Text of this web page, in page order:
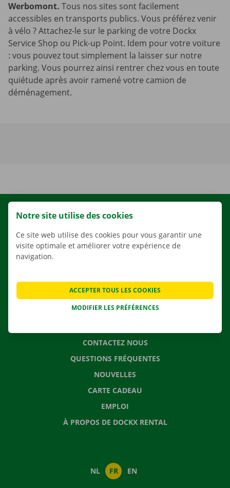
Werbomont. Tous nos sites sont facilement
accessibles en transports publics. Vous préférez venir
à vélo ? Attachez-le sur le parking de votre Dockx
Service Shop ou Pick-up Point. Idem pour votre voiture
: vous pouvez tout simplement la laisser sur notre
parking. Vous pourrez ainsi rentrer chez vous en toute
quiétude après avoir ramené votre camion de
déménagement.
LOCATION
NOS VÉHICULES
NOS SERVICES
SOLUTIONS DE DÉMÉNAGEMENT
CONTACTEZ NOUS
QUESTIONS FRÉQUENTES
NOUVELLES
CARTE CADEAU
EMPLOI
À PROPOS DE DOCKX RENTAL
NL FR EN
Notre site utilise des cookies
Ce site web utilise des cookies pour vous garantir une
visite optimale et améliorer votre expérience de
navigation.
MODIFIER LES PRÉFÉRENCES
ACCEPTER TOUS LES COOKIES